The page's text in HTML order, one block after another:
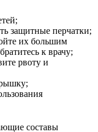
защитные перчатки;
их большим
к врачу;
рвоту и
составы